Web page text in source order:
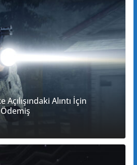
Alıntı İçin